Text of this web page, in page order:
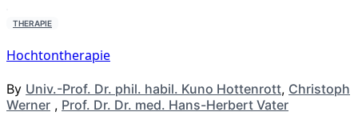
THERAPIE
Hochtontherapie
By Univ.-Prof. Dr. phil. habil. Kuno Hottenrott, Christoph
Werner , Prof. Dr. Dr. med. Hans-Herbert Vater